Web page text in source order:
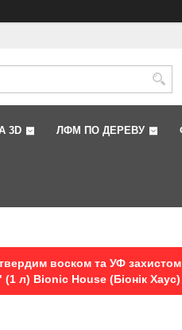
3D ЛФМ ПО ДЕРЕВУ
воском та УФ
(1 л) Bionic House (Біонік Хаус)